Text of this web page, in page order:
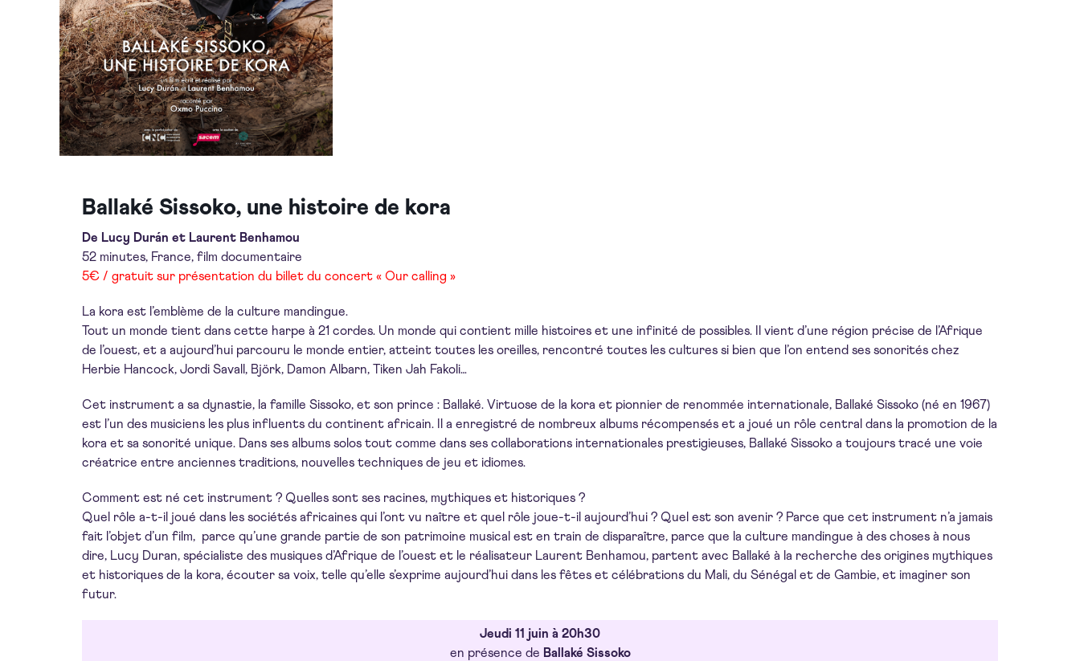
Ballaké Sissoko, une histoire de kora
De Lucy Durán et Laurent Benhamou
52 minutes, France, film documentaire
5€ / gratuit sur présentation du billet du concert « Our calling »
La kora est l’emblème de la culture mandingue.
Tout un monde tient dans cette harpe à 21 cordes. Un monde qui contient mille histoires et une infinité de possibles. Il vient d’une région précise de l’Afrique
de l’ouest, et a aujourd’hui parcouru le monde entier, atteint toutes les oreilles, rencontré toutes les cultures si bien que l’on entend ses sonorités chez
Herbie Hancock, Jordi Savall, Björk, Damon Albarn, Tiken Jah Fakoli…
Cet instrument a sa dynastie, la famille Sissoko, et son prince : Ballaké. Virtuose de la kora et pionnier de renommée internationale, Ballaké Sissoko (né en 1967)
est l’un des musiciens les plus influents du continent africain. Il a enregistré de nombreux albums récompensés et a joué un rôle central dans la promotion de la
kora et sa sonorité unique. Dans ses albums solos tout comme dans ses collaborations internationales prestigieuses, Ballaké Sissoko a toujours tracé une voie
créatrice entre anciennes traditions, nouvelles techniques de jeu et idiomes.
Comment est né cet instrument ? Quelles sont ses racines, mythiques et historiques ?
Quel rôle a-t-il joué dans les sociétés africaines qui l’ont vu naître et quel rôle joue-t-il aujourd’hui ? Quel est son avenir ? Parce que cet instrument n’a jamais
fait l’objet d’un film, parce qu’une grande partie de son patrimoine musical est en train de disparaître, parce que la culture mandingue à des choses à nous
dire, Lucy Duran, spécialiste des musiques d’Afrique de l’ouest et le réalisateur Laurent Benhamou, partent avec Ballaké à la recherche des origines mythiques
et historiques de la kora, écouter sa voix, telle qu’elle s’exprime aujourd’hui dans les fêtes et célébrations du Mali, du Sénégal et de Gambie, et imaginer son
futur.
Jeudi 11 juin à 20h30
en présence de Ballaké Sissoko